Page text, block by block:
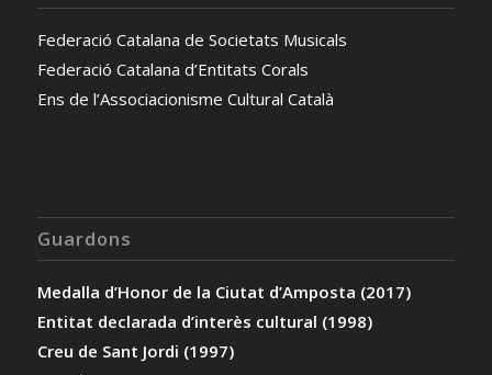
Federació Catalana de Societats Musicals
Federació Catalana d’Entitats Corals
Ens de l’Associacionisme Cultural Català
Guardons
Medalla d’Honor de la Ciutat d’Amposta (2017)
Entitat declarada d’interès cultural (1998)
Creu de Sant Jordi (1997)